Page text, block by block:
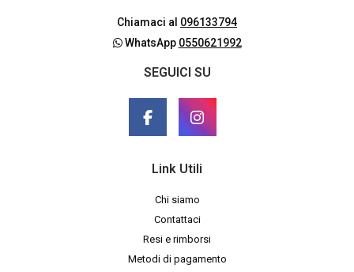
Chiamaci al 096133794
WhatsApp 0550621992
SEGUICI SU
Link Utili
Chi siamo
Contattaci
Resi e rimborsi
Metodi di pagamento